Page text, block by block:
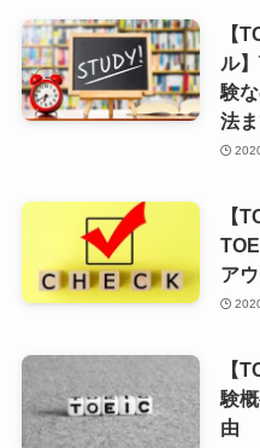
【
ル
験
法
【
ア
【
験
由